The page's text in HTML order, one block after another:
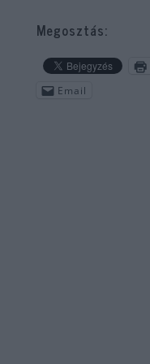
Megosztás:
Email